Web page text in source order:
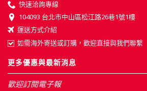
快速洽詢專線
104093 台北市中山區松江路26巷1號1樓
運送方式介紹
如需海外寄送或訂購，歡迎直接與我們聯繫
更多優惠與最新消息
歡迎訂閱電子報